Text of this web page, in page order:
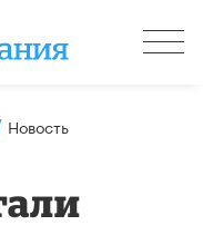
Новость